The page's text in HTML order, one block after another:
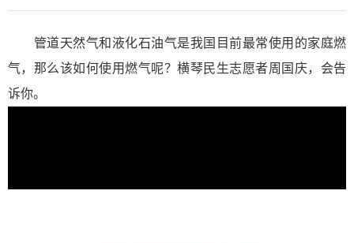
管道天然气和液化石油气是我国目前最常使用的家庭燃
气，那么该如何使用燃气呢？横琴民生志愿者周国庆，会告
诉你。